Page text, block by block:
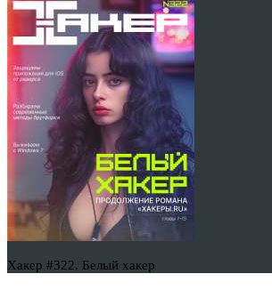
Хакер #322. Белый хакер